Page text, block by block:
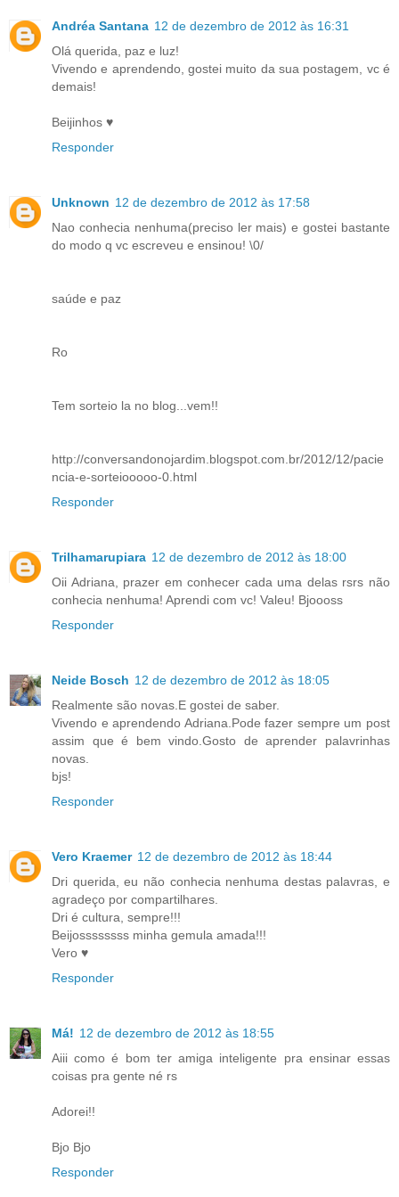
Andréa Santana 12 de dezembro de 2012 às 16:31
Olá querida, paz e luz!
Vivendo e aprendendo, gostei muito da sua postagem, vc é
demais!
Beijinhos ♥
Responder
Unknown 12 de dezembro de 2012 às 17:58
Nao conhecia nenhuma(preciso ler mais) e gostei bastante
do modo q vc escreveu e ensinou! \0/
saúde e paz
Ro
Tem sorteio la no blog...vem!!
http://conversandonojardim.blogspot.com.br/2012/12/pacie
ncia-e-sorteiooooo-0.html
Responder
Trilhamarupiara 12 de dezembro de 2012 às 18:00
Oii Adriana, prazer em conhecer cada uma delas rsrs não
conhecia nenhuma! Aprendi com vc! Valeu! Bjoooss
Responder
Neide Bosch 12 de dezembro de 2012 às 18:05
Realmente são novas.E gostei de saber.
Vivendo e aprendendo Adriana.Pode fazer sempre um post
assim que é bem vindo.Gosto de aprender palavrinhas
novas.
bjs!
Responder
Vero Kraemer 12 de dezembro de 2012 às 18:44
Dri querida, eu não conhecia nenhuma destas palavras, e
agradeço por compartilhares.
Dri é cultura, sempre!!!
Beijossssssss minha gemula amada!!!
Vero ♥
Responder
Má! 12 de dezembro de 2012 às 18:55
Aiii como é bom ter amiga inteligente pra ensinar essas
coisas pra gente né rs
Adorei!!
Bjo Bjo
Responder